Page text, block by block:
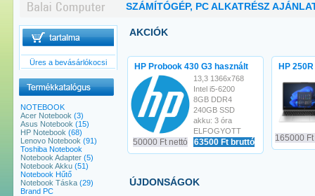
SZÁMÍTÓGÉP, PC ALKATRÉSZ
Üres a bevásárlókocsi
NOTEBOOK
Acer Notebook (3)
Asus Notebook (15)
HP Notebook (68)
Lenovo Notebook (91)
Toshiba Notebook
Notebook Adapter (5)
Notebook Akku (51)
Notebook Hűtő
Notebook Táska (29)
Brand PC
AKCIÓK
HP Probook 430 G3 használt
13,3 1366x768
Intel i5-6200
8GB DDR4
240GB SSD
akku: 3 óra
ELFOGYOTT
50000 Ft nettó 63500 Ft bruttó
HP
165000
ÚJDONSÁGOK